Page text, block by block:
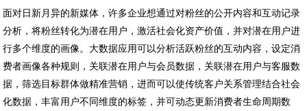
面对日新月异的新媒体，许多企业想通过对粉丝的公开内容和互动记录
分析，将粉丝转化为潜在用户，激活社会化资产价值，并对潜在用户进
行多个维度的画像。大数据应用可以分析活跃粉丝的互动内容，设定消
费者画像各种规则，关联潜在用户与会员数据，关联潜在用户与客服数
据，筛选目标群体做精准营销，进而可以使传统客户关系管理结合社会
化数据，丰富用户不同维度的标签，并可动态更新消费者生命周期数